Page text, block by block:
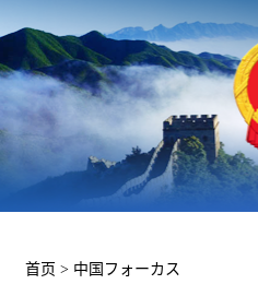
首页 > 中国フォーカス